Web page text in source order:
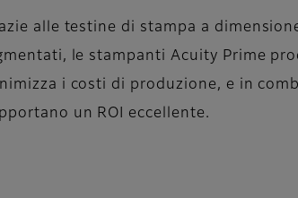
alle testine di stampa a
le stampanti Acuity Prime
i costi di produzione, e in
un ROI eccellente.